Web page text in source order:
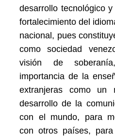
desarrollo tecnológico
fortalecimiento del
nacional, pues
como sociedad
visión de
importancia de la
extranjeras como un
desarrollo de la
con el mundo, para
con otros países,